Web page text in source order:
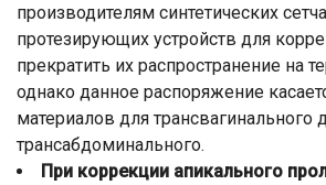
производителям синтетических
протезирующих устройств для
прекратить их распространение на
однако данное распоряжение
материалов для трансвагинального
трансабдоминального.
При коррекции апикального